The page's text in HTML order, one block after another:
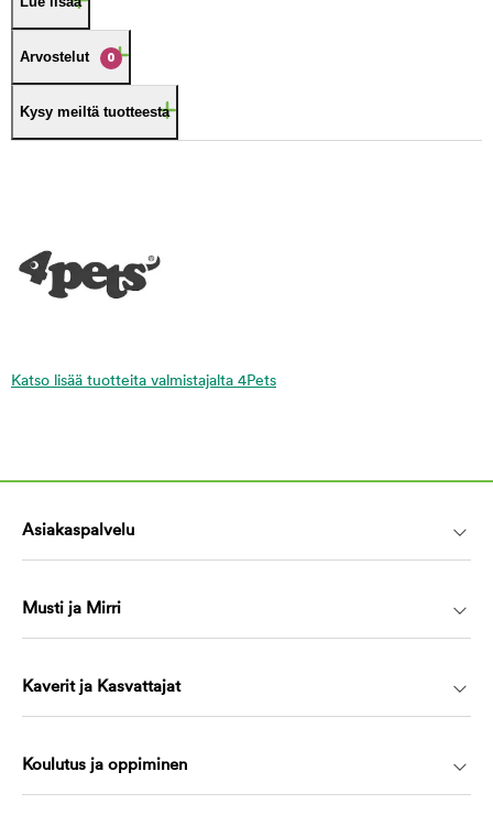
Arvostelut 0
Kysy meiltä tuotteesta
Katso lisää tuotteita valmistajalta 4Pets
Asiakaspalvelu
Musti ja Mirri
Kaverit ja Kasvattajat
Koulutus ja oppiminen